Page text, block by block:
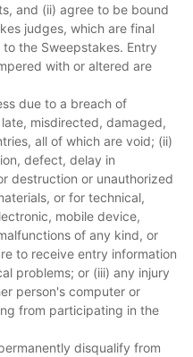
and (ii) agree to be bound
judges, which are final
the Sweepstakes. Entry
with or altered are
due to a breach of
misdirected, damaged,
all of which are void; (ii)
defect, delay in
destruction or unauthorized
or for technical,
mobile device,
of any kind, or
to receive entry information
problems; or (iii) any injury
person's computer or
from participating in the
disqualify from